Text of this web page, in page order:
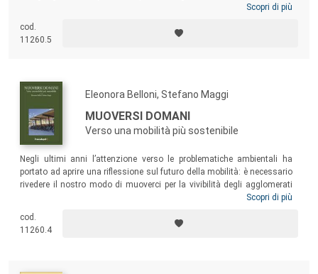
tra i cittadini e la città? Quali sono i cambiamenti che meritano di
del Consiglio direttivo e del Comitato sostenitori dell’Ambrosianeum,
in una narrazione che fluisce tra passato, presente e futuro,
Scopri di più
cod.
11260.5
Eleonora Belloni, Stefano Maggi
MUOVERSI DOMANI
Verso una mobilità più sostenibile
Negli ultimi anni l’attenzione verso le problematiche ambientali ha
portato ad aprire una riflessione sul futuro della mobilità: è necessario
rivedere il nostro modo di muoverci per la vivibilità degli agglomerati
urbani e più in generale del pianeta. Le forme di spostamento non
modello di mobilità dovrà mettere in atto nei prossimi anni, se si vorrà
raggiungere l’obiettivo di una mobilità più sostenibile e sicura.
Scopri di più
cod.
11260.4